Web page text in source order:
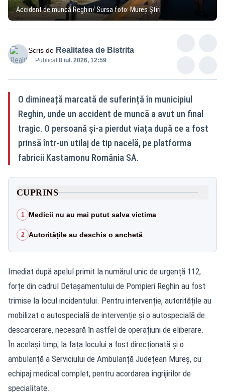
Accident de muncă Reghin/ Sursa foto: Mureș Știri
Scris de Realitatea de Bistrita
Publicat:8 iul. 2026, 12:59
O dimineață marcată de suferință în municipiul
Reghin, unde un accident de muncă a avut un final
tragic. O persoană și-a pierdut viața după ce a fost
prinsă într-un utilaj de tip nacelă, pe platforma
fabricii Kastamonu România SA.
CUPRINS
1 Medicii nu au mai putut salva victima
2 Autoritățile au deschis o anchetă
Imediat după apelul primit la numărul unic de urgență 112,
forțe din cadrul Detașamentului de Pompieri Reghin au fost
trimise la locul incidentului. Pentru intervenție, autoritățile au
mobilizat o autospecială de intervenție și o autospecială de
descarcerare, necesară în astfel de operațiuni de eliberare.
În același timp, la fața locului a fost direcționată și o
ambulanță a Serviciului de Ambulanță Județean Mureș, cu
echipaj medical complet, pentru acordarea îngrijirilor de
specialitate.